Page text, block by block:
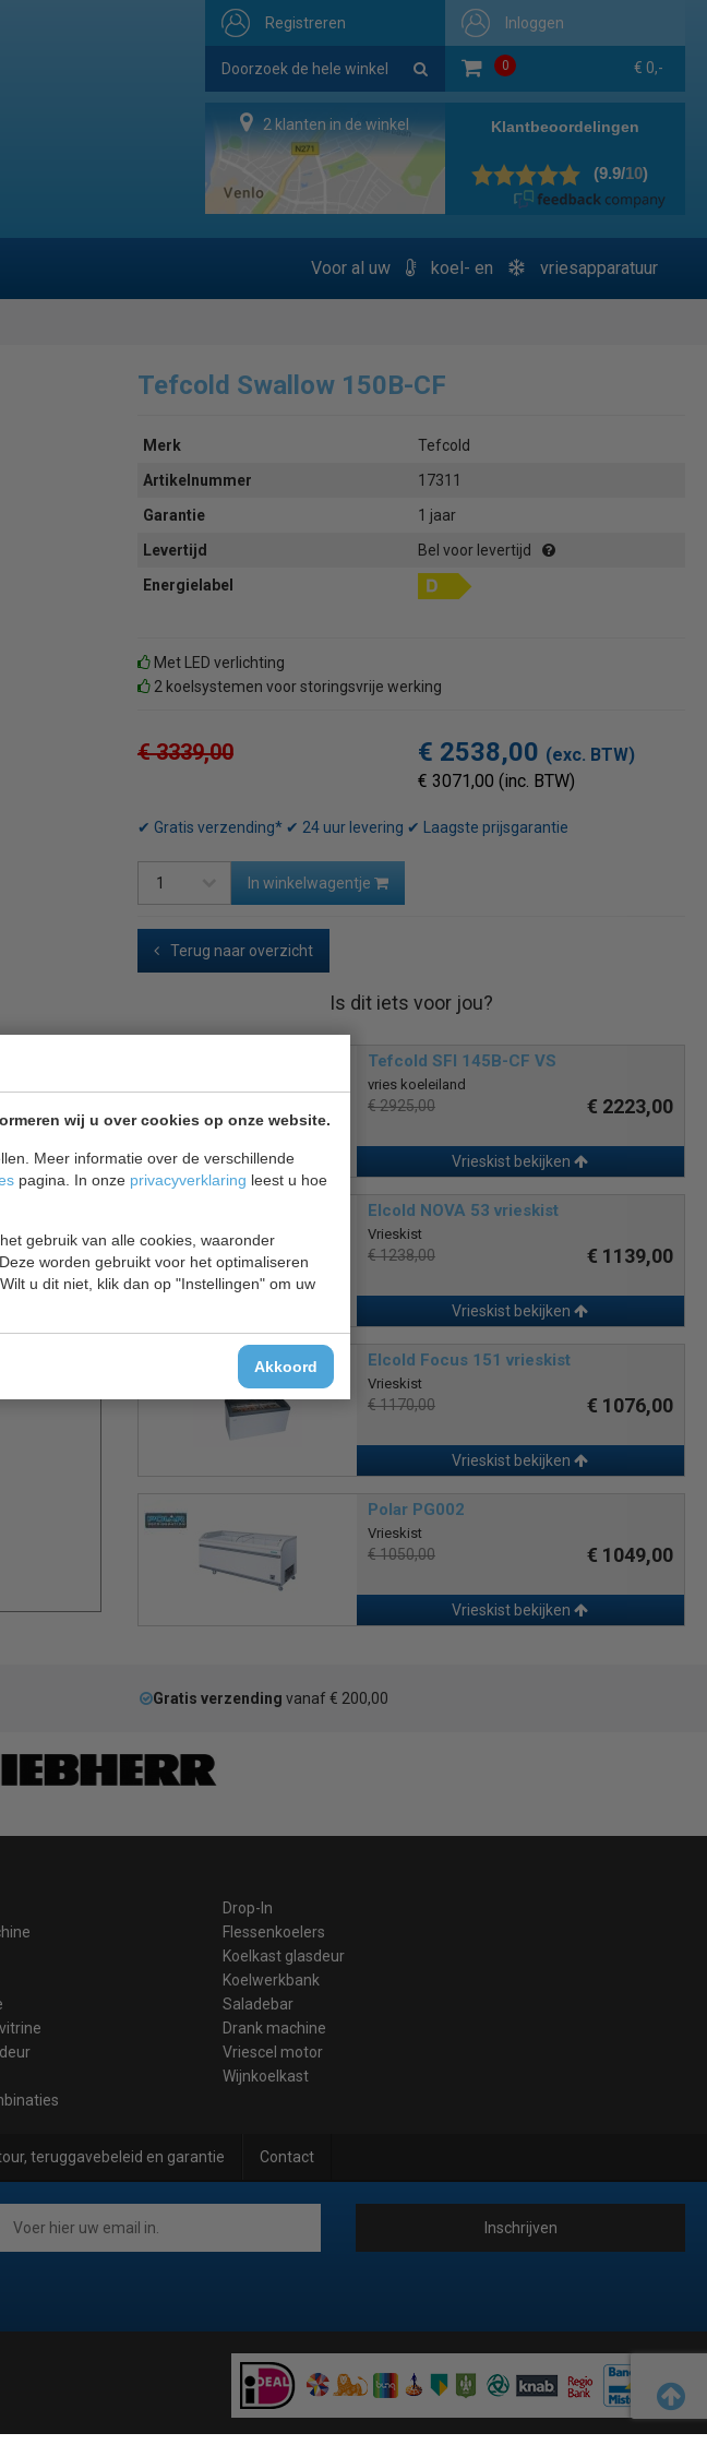
wij u over cookies op onze website.
Meer informatie over de verschillende
pagina. In onze privacyverklaring leest u hoe
gebruik van alle cookies, waaronder
worden gebruikt voor het optimaliseren
u dit niet, klik dan op "Instellingen" om uw
Akkoord
Inloggen
0 € 0,-
Registreren
2 klanten in de winkel
Voor al uw koel- en vriesapparatuur
Tefcold Swallow 150B-CF
Merk
Tefcold
Artikelnummer
17311
Garantie
1 jaar
Levertijd
Bel voor levertijd
Energielabel
Met LED verlichting
2 koelsystemen voor storingsvrije werking
€ 3339,00 € 2538,00 (exc. BTW)
€ 3071,00 (inc. BTW)
✔ Gratis verzending* ✔ 24 uur levering ✔ Laagste prijsgarantie
In winkelwagentje
Terug naar overzicht
hun lage
Is dit iets voor jou?
Tefcold SFI 145B-CF VS
vries koeleiland
€ 2925,00 € 2223,00
Vrieskist bekijken
Elcold NOVA 53 vrieskist
Vrieskist
€ 1238,00 € 1139,00
Vrieskist bekijken
Elcold Focus 151 vrieskist
Vrieskist
€ 1170,00 € 1076,00
Vrieskist bekijken
Polar PG002
Vrieskist
€ 1050,00 € 1049,00
Vrieskist bekijken
Gratis verzending vanaf € 200,00
Drop-In
Flessenkoelers
Koelkast glasdeur
Koelwerkbank
Saladebar
Drank machine
Vriescel motor
Wijnkoelkast
teruggavebeleid en garantie Contact
Inschrijven